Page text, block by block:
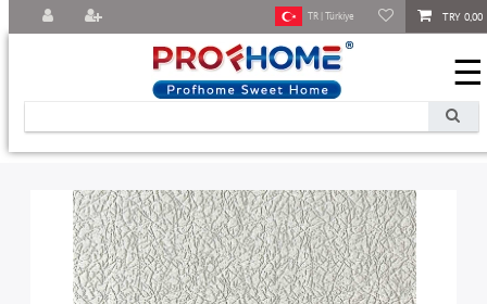
TRY 0,00
TR | Türkiye
☰